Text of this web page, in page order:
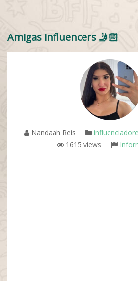
Amigas influencers 🤳🏻
Nandaah Reis
1615 views